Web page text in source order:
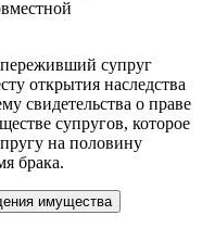
переживший супруг
открытия наследства
свидетельства о праве
супругов, которое
на половину
брака.
имущества